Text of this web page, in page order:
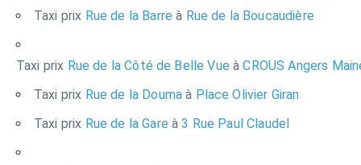
Taxi prix Rue de la Barreà Rue de la Boucaudière
Taxi prix Rue de la Côté de Belle Vueà CROUS Angers
Taxi prix Rue de la Doumaà Place Olivier Giran
Taxi prix Rue de la Gareà 3 Rue Paul Claudel